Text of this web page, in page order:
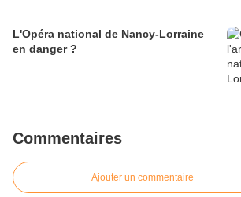
L'Opéra national de Nancy-Lorraine
en danger ?
Commentaires
Ajouter un commentaire